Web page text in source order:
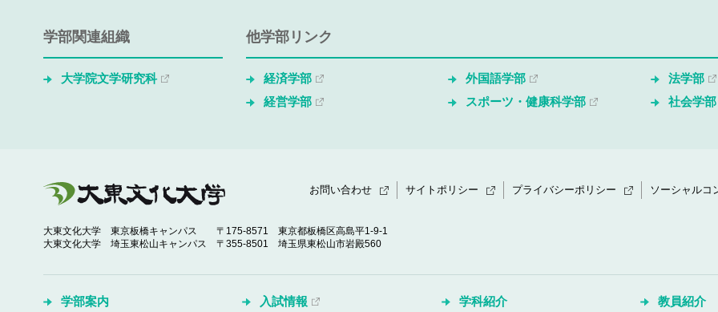
学部関連組織
大学院文学研究科
他学部リンク
経済学部 外国語学部
法学部
経営学部
スポーツ・健康科学部 社会学部
大東文化大学 東京板橋キャンパス
〒175-8571 東京都板橋区高島平1-9-1
大東文化大学 埼玉東松山キャンパス
〒355-8501 埼玉県東松山市岩殿560
お問い合わせ サイトポリシー プライバシーポリシー ソーシャルコ
学部案内 入試情報 学科紹介 教員紹介